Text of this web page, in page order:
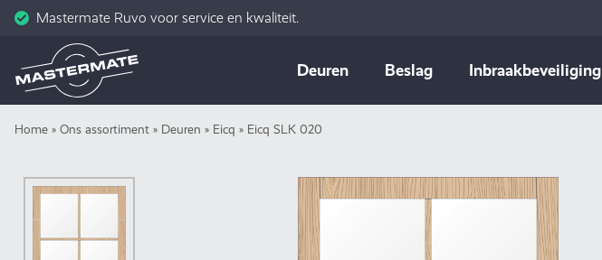
Mastermate Ruvo voor service en kwaliteit.
content
Deuren Beslag Inbraakbeveiliging
Home » Ons assortiment » Deuren » Eicq » Eicq SLK 020